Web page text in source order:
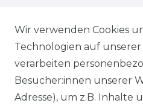
WARENKORB
ZUR KASSE
Wir verwenden Cookies
Technologien auf
verarbeiten
Besucher:innen unserer
Adresse), um z.B. Inhalte